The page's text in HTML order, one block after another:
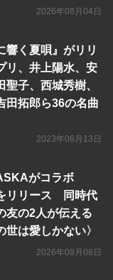
2026年08月04日
響く夏唄』がリリ
、井上陽水、安
聖子、西城秀樹、
田拓郎ら36の名曲
2023年06月13日
がコラボ
リリース 同時代
友の2人が伝える
世は愛しかない〉
2026年08月08日